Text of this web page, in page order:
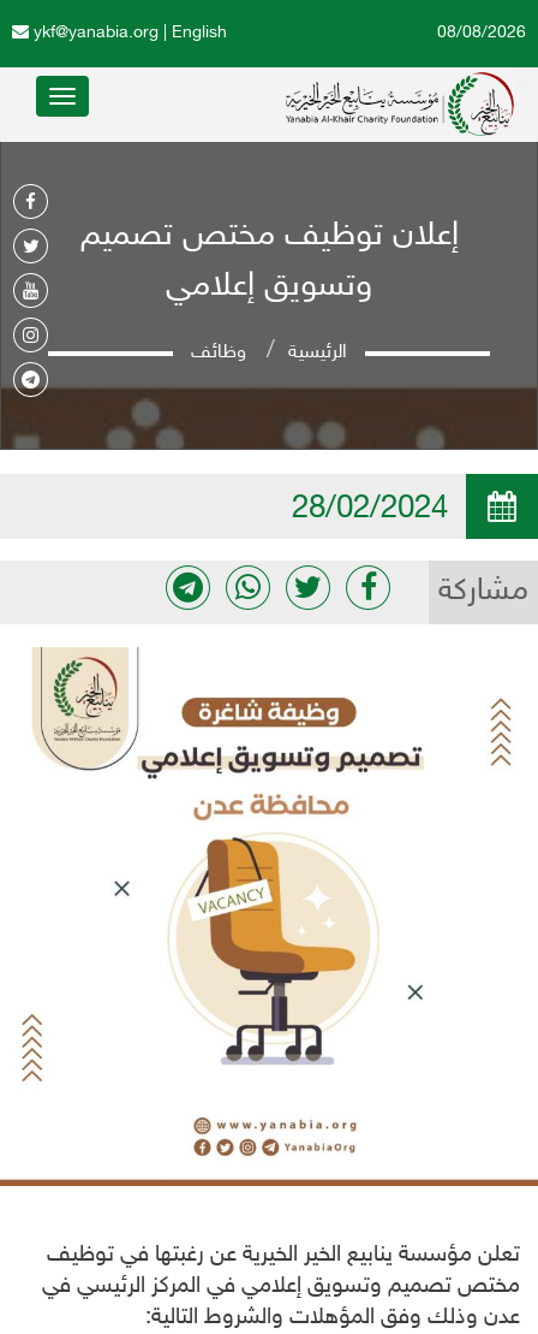
English
ykf@yanabia.org 08/08/2026
Toggle
إعلان توظيف مختص تصميم
وتسويق إعلامي
الرئيسية وظائف
مشاركة
تعلن مؤسسة ينابيع الخير الخيرية عن رغبتها في توظيف
مختص تصميم وتسويق إعلامي في المركز الرئيسي في
عدن وذلك وفق المؤهلات والشروط التالية: